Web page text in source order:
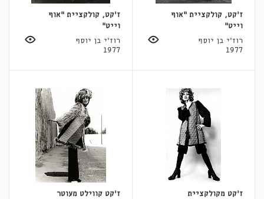
ז'קט, קולקציית "אוף
וייט"
רוז'י בן יוסף
1977
ז'קט, קולקציית "אוף
וייט"
רוז'י בן יוסף
1977
ז'קט מקולקציית
ז'קט קווילט מעוטר